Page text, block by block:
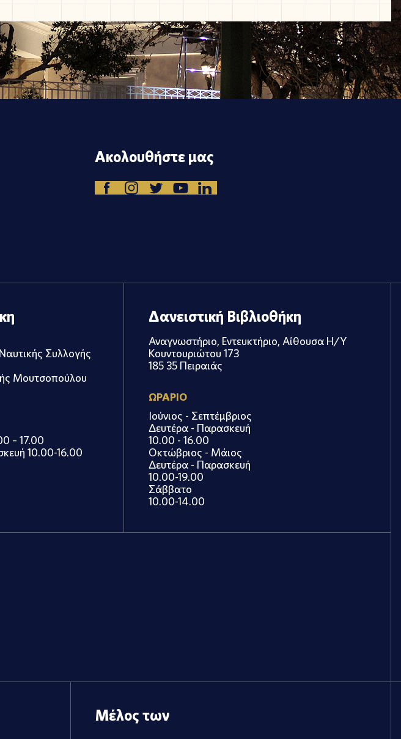
Ακολουθήστε μας
Συλλογής
Μουτσοπούλου
– 17.00
10.00-16.00
Δανειστική Βιβλιοθήκη
Αναγνωστήριο, Εντευκτήριο, Αίθουσα Η/Υ
Κουντουριώτου 173
185 35 Πειραιάς
ΩΡΑΡΙΟ
Ιούνιος - Σεπτέμβριος
Δευτέρα - Παρασκευή
10.00 - 16.00
Οκτώβριος - Μάιος
Δευτέρα - Παρασκευή
10.00-19.00
Σάββατο
10.00-14.00
Μέλος των